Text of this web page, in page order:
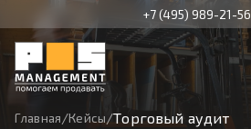
+7 (495) 989-21-56
Главная Кейсы Торговый аудит